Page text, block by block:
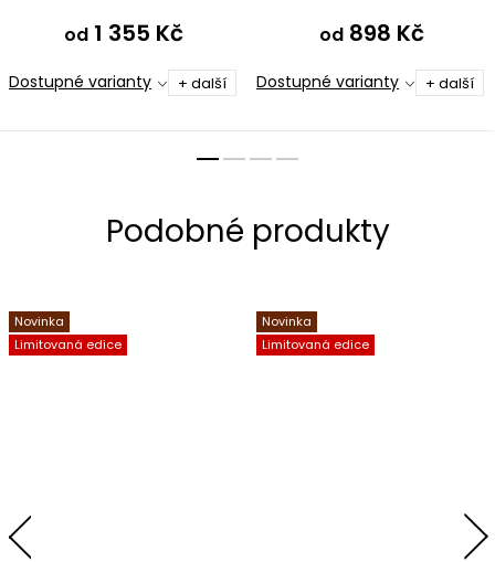
od 1 355 Kč
Dostupné varianty + další
od898 Kč
Dostupné varianty + další
Novinka
Limitovaná edice
Novinka
Limitovaná edice